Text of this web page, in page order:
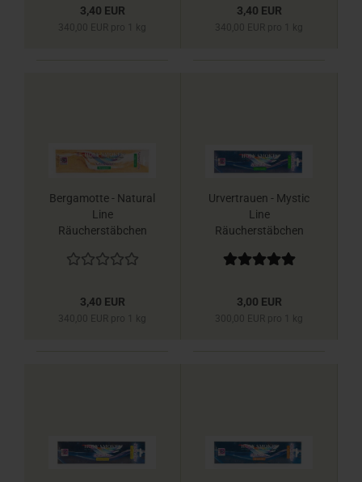
3,40 EUR
340,00 EUR pro 1 kg
3,40 EUR
340,00 EUR pro 1 kg
Bergamotte - Natural
Line
Räucherstäbchen
3,40 EUR
340,00 EUR pro 1 kg
Urvertrauen - Mystic
Line
Räucherstäbchen
3,00 EUR
300,00 EUR pro 1 kg